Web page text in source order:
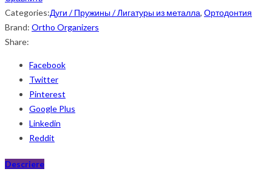
Categories:Дуги / Пружины / Лигатуры из металла, Ортодонтия
Brand: Ortho Organizers
Share:
Facebook
Twitter
Pinterest
Google Plus
Linkedin
Reddit
Descriere